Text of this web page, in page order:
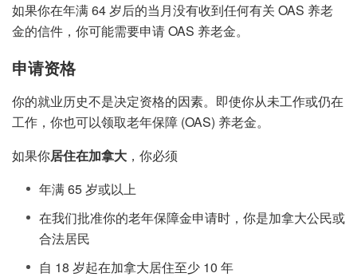
如果你在年满 64 岁后的当月没有收到任何有关 OAS 养老
金的信件，你可能需要申请 OAS 养老金。
申请资格
你的就业历史不是决定资格的因素。即使你从未工作或仍在
工作，你也可以领取老年保障 (OAS) 养老金。
如果你居住在加拿大 ，你必须
年满 65 岁或以上
在我们批准你的老年保障金申请时，你是加拿大公民或
合法居民
自 18 岁起在加拿大居住至少 10 年